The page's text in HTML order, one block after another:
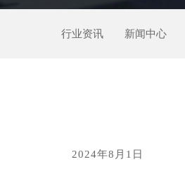
行业资讯 新闻中心
2024年8月1日